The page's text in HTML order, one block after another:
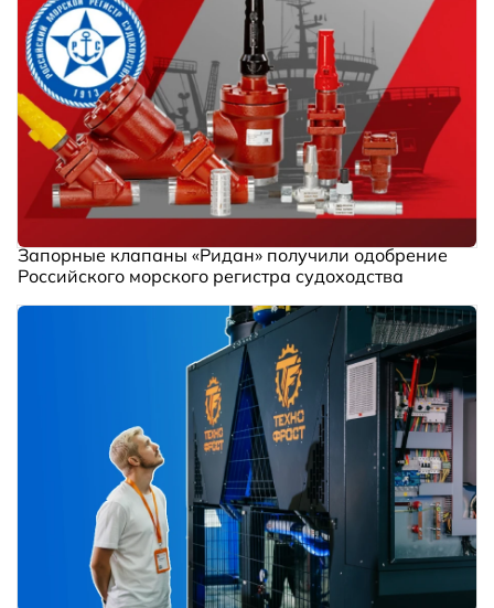
Запорные клапаны «Ридан» получили одобрение
Российского морского регистра судоходства